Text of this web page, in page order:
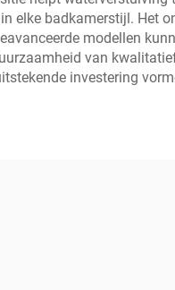
elke badkamerstijl. Het
modellen
van
investering